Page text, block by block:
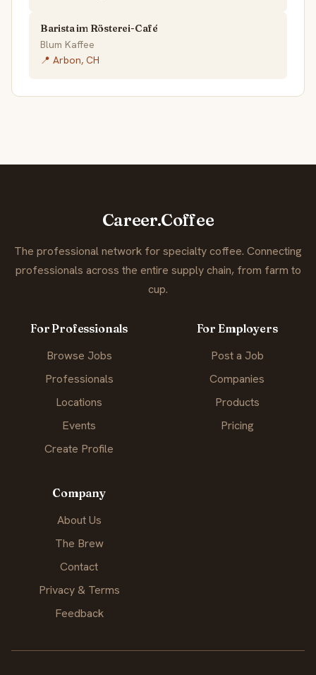
Barista im Rösterei-Café
Blum Kaffee
📍 Arbon, CH
Career.Coffee
The professional network for specialty coffee. Connecting
professionals across the entire supply chain, from farm to
cup.
For Professionals
Browse Jobs
Professionals
Locations
Events
Create Profile
For Employers
Post a Job
Companies
Products
Pricing
Company
About Us
The Brew
Contact
Privacy & Terms
Feedback